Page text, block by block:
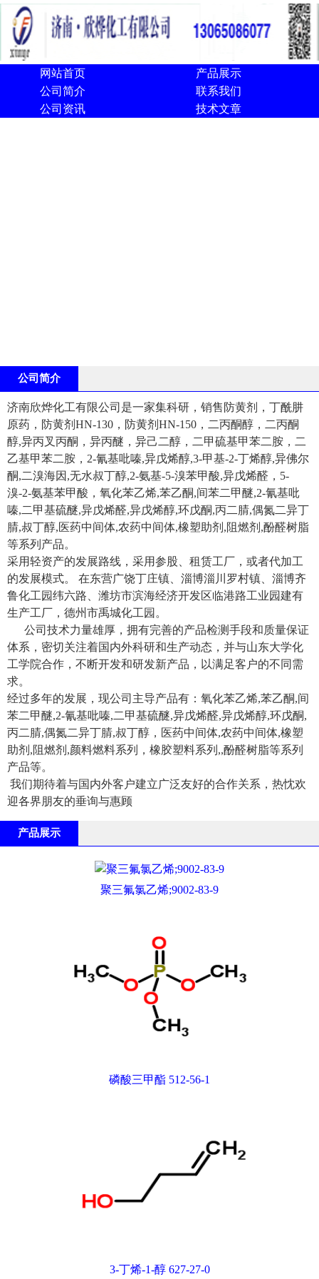
网站首页
产品展示
公司简介
联系我们
公司资讯
技术文章
公司简介
济南欣烨化工有限公司是一家集科研，销售防黄剂，丁酰肼
原药，防黄剂HN-130，防黄剂HN-150，二丙酮醇，二丙酮
醇,异丙叉丙酮，异丙醚，异己二醇，二甲硫基甲苯二胺，二
乙基甲苯二胺，2-氰基吡嗪,异戊烯醇,3-甲基-2-丁烯醇,异佛尔
酮,二溴海因,无水叔丁醇,2-氨基-5-溴苯甲酸,异戊烯醛，5-
溴-2-氨基苯甲酸，氧化苯乙烯,苯乙酮,间苯二甲醚,2-氰基吡
嗪,二甲基硫醚,异戊烯醛,异戊烯醇,环戊酮,丙二腈,偶氮二异丁
腈,叔丁醇,医药中间体,农药中间体,橡塑助剂,阻燃剂,酚醛树脂
等系列产品。
采用轻资产的发展路线，采用参股、租赁工厂，或者代加工
的发展模式。 在东营广饶丁庄镇、淄博淄川罗村镇、淄博齐
鲁化工园纬六路、潍坊市滨海经济开发区临港路工业园建有
生产工厂，德州市禹城化工园。
公司技术力量雄厚，拥有完善的产品检测手段和质量保证
体系，密切关注着国内外科研和生产动态，并与山东大学化
工学院合作，不断开发和研发新产品，以满足客户的不同需
求。
经过多年的发展，现公司主导产品有：氧化苯乙烯,苯乙酮,间
苯二甲醚,2-氰基吡嗪,二甲基硫醚,异戊烯醛,异戊烯醇,环戊酮,
丙二腈,偶氮二异丁腈,叔丁醇，医药中间体,农药中间体,橡塑
助剂,阻燃剂,颜料燃料系列，橡胶塑料系列,,酚醛树脂等系列
产品等。
我们期待着与国内外客户建立广泛友好的合作关系，热忱欢
迎各界朋友的垂询与惠顾
产品展示
聚三氟氯乙烯;9002-83-9
磷酸三甲酯 512-56-1
3-丁烯-1-醇 627-27-0